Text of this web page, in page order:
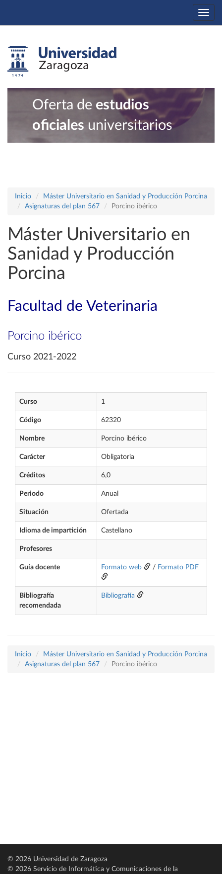
Oferta de estudios
oficiales universitarios
Inicio
Máster Universitario en Sanidad y Producción Porcina
Asignaturas del plan 567
Porcino ibérico
Máster Universitario en
Sanidad y Producción
Porcina
Facultad de Veterinaria
Porcino ibérico
Curso 2021-2022
Curso 1
Código 62320
Nombre Porcino ibérico
Carácter Obligatoria
Créditos 6,0
Periodo Anual
Situación Ofertada
Idioma de impartición Castellano
Profesores
Guía docente Formato web / Formato PDF
Bibliografía
recomendada
Bibliografía
Inicio
Máster Universitario en Sanidad y Producción Porcina
Asignaturas del plan 567
Porcino ibérico
© 2026 Universidad de Zaragoza
© 2026 Servicio de Informática y Comunicaciones de la